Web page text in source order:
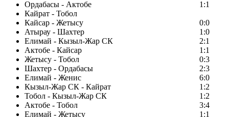
Ордабасы - Актобе
1:1
Кайрат - Тобол
Кайсар - Жетысу
0:0
Атырау - Шахтер
1:0
Елимай - Кызыл-Жар СК
2:1
Актобе - Кайсар
1:1
Жетысу - Тобол
0:3
Шахтер - Ордабасы
2:3
Елимай - Женис
6:0
Кызыл-Жар СК - Кайрат
1:2
Тобол - Кызыл-Жар СК
1:2
Актобе - Тобол
3:4
Елимай - Жетысу
1:1